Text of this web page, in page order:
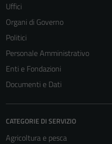
Uffici
Organi di Governo
Politici
Personale Amministrativo
Enti e Fondazioni
Documenti e Dati
CATEGORIE DI SERVIZIO
Agricoltura e pesca